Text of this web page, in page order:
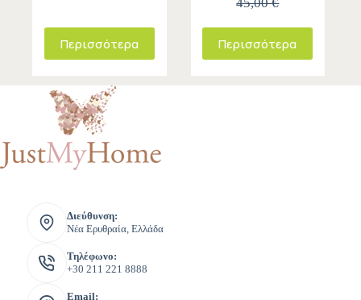
Περισσότερα Περισσότερα
Διεύθυνση:
Νέα Ερυθραία, Ελλάδα
Τηλέφωνο:
+30 211 221 8888
Email: